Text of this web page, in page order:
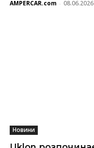
AMPERCAR.com - 08.06.2026
Новини